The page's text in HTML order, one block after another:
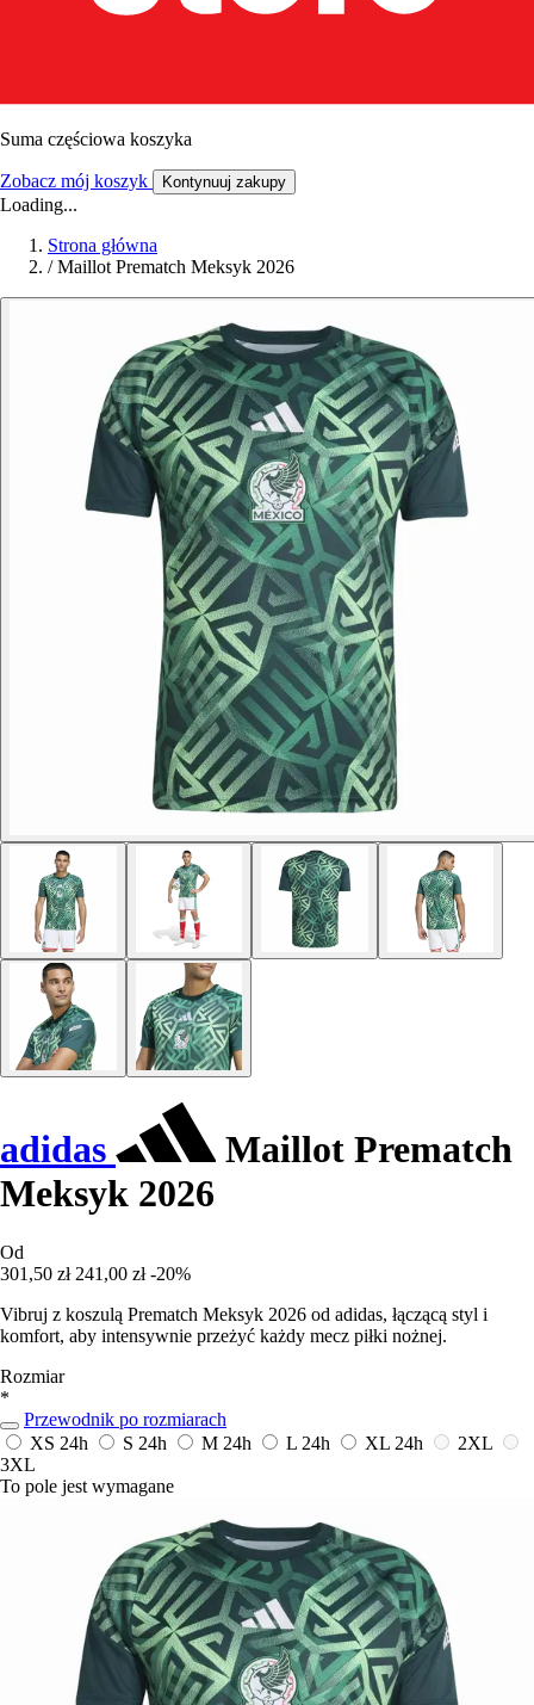
Suma częściowa koszyka
Zobacz mój koszyk Kontynuuj zakupy
Loading...
Strona główna
/ Maillot Prematch Meksyk 2026
adidas
Maillot Prematch
Meksyk 2026
Od
301,50 zł 241,00 zł -20%
Vibruj z koszulą Prematch Meksyk 2026 od adidas, łączącą styl i
komfort, aby intensywnie przeżyć każdy mecz piłki nożnej.
Rozmiar
*
Przewodnik po rozmiarach
XS 24h S 24h M 24h L 24h XL 24h
2XL
3XL
To pole jest wymagane